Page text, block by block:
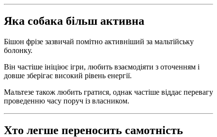
Яка собака більш активна
Бішон фрізе зазвичай помітно активніший за мальтійську
болонку.
Він частіше ініціює ігри, любить взаємодіяти з оточенням і
довше зберігає високий рівень енергії.
Мальтезе також любить гратися, однак частіше віддає перевагу
проведенню часу поруч із власником.
Хто легше переносить самотність